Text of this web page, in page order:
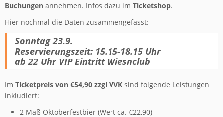
Buchungen annehmen. Infos dazu im Ticketshop.
Hier nochmal die Daten zusammengefasst:
Sonntag 23.9.
Reservierungszeit: 15.15-18.15 Uhr
ab 22 Uhr VIP Eintritt Wiesnclub
Im Ticketpreis von €54,90 zzgl VVK sind folgende Leistungen
inkludiert:
2 Maß Oktoberfestbier (Wert ca. €22,90)